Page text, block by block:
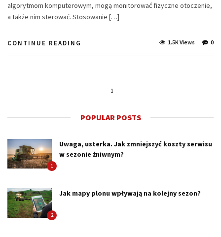
algorytmom komputerowym, mogą monitorować fizyczne otoczenie,
a także nim sterować. Stosowanie […]
CONTINUE READING 0
1.5K Views
1
POPULAR POSTS
1
Uwaga, usterka. Jak zmniejszyć koszty serwisu
w sezonie żniwnym?
2
Jak mapy plonu wpływają na kolejny sezon?